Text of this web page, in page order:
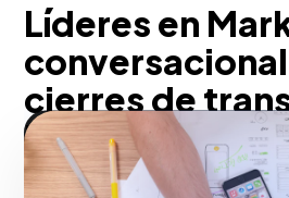
Líderes en
cierres de
inmediatos
mercado de La